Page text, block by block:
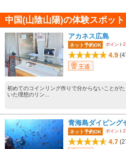
中国(山陰山陽)の体験スポット
アカネス広島
ネット予約OK ポイント2
4.9
王道
初めてのコインリング作りで分からないことが
いた理想のリン...
青海島ダイビング
ネット予約OK ポイント2
4.7